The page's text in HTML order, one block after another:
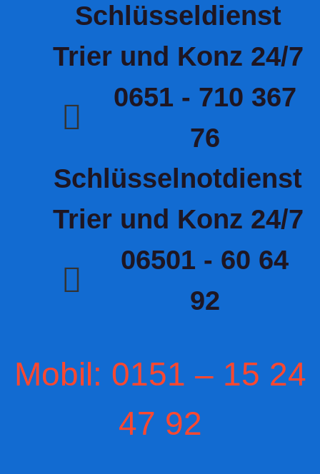
Schlüsseldienst
Trier und Konz 24/7
0651 - 710 367
76
Schlüsselnotdienst
Trier und Konz 24/7
06501 - 60 64
92
Mobil: 0151 – 15 24
47 92